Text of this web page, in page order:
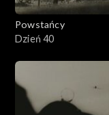
Powstańcy
Dzień 40